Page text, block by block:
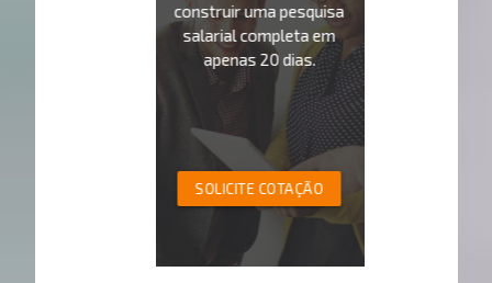
construir uma pesquisa
salarial completa em
apenas 20 dias.
SOLICITE COTAÇÃO